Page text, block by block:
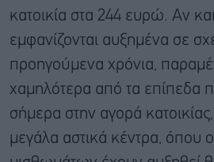
κατοικία στα 244 ευρώ. Αν
εμφανίζονται αυξημένα σε
προηγούμενα χρόνια,
χαμηλότερα από τα επίπεδα
σήμερα στην αγορά κατοικίας,
μεγάλα αστικά κέντρα, όπου